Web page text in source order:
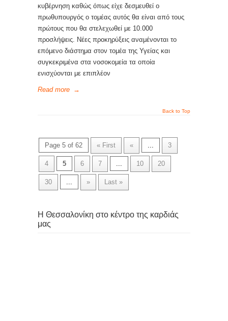
κυβέρνηση καθώς όπως είχε δεσμευθεί ο
πρωθυπουργός ο τομέας αυτός θα είναι από τους
πρώτους που θα στελεχωθεί με 10.000
προσλήψεις. Νέες προκηρύξεις αναμένονται το
επόμενο διάστημα στον τομέα της Υγείας και
συγκεκριμένα στα νοσοκομεία τα οποία
ενισχύονται με επιπλέον
Read more →
Back to Top
Page 5 of 62 « First « ... 3
4 5 6 7 ... 10 20
30 ... » Last »
Η Θεσσαλονίκη στο κέντρο της καρδιάς
μας